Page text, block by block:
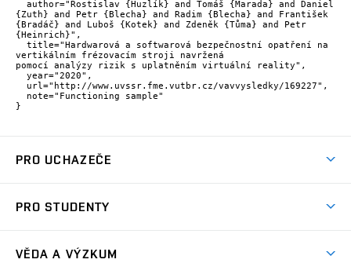
{Zuth} and Petr {Blecha} and Radim {Blecha} and František
{Bradáč} and Luboš {Kotek} and Zdeněk {Tůma} and Petr
{Heinrich}",
vertikálním frézovacím stroji navržená
pomocí analýzy rizik s uplatněním virtuální reality",
}
PRO UCHAZEČE
Ambasadoři studia
PRO STUDENTY
VĚDA A VÝZKUM